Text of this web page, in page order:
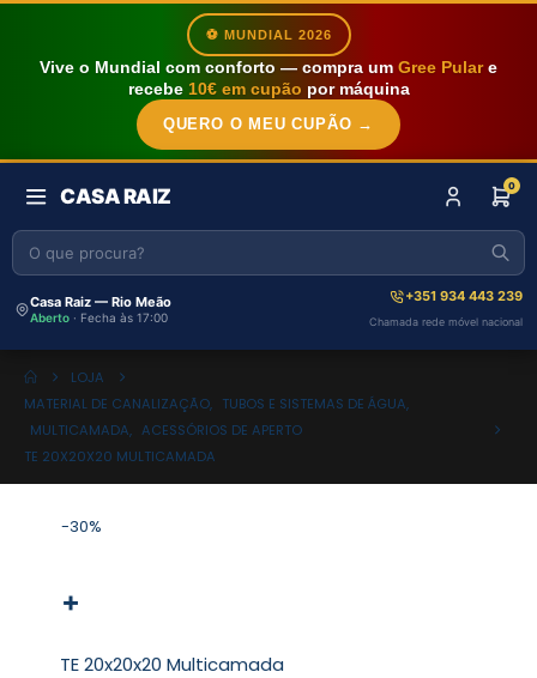
⚽ MUNDIAL 2026
Vive o Mundial com conforto — compra um Gree Pulare
recebe 10€ em cupão por máquina
QUERO O MEU CUPÃO →
CASA RAIZ 0
Casa Raiz — Rio Meão
Aberto · Fecha às 17:00
+351 934 443 239
Chamada rede móvel nacional
LOJA
MATERIAL DE CANALIZAÇÃO, TUBOS E SISTEMAS DE ÁGUA,
MULTICAMADA, ACESSÓRIOS DE APERTO
TE 20X20X20 MULTICAMADA
-30%
TE 20x20x20 Multicamada